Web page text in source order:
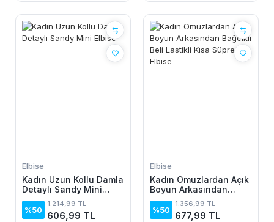
Elbise
Kadın Uzun Kollu Damla
Detaylı Sandy Mini
Elbise
%50
1.214,99 TL
606,99 TL
Elbise
Kadın Omuzlardan Açık
Boyun Arkasından
Bağcıklı Beli Lastikli
Kısa Süprem Elbise
%50
1.356,99 TL
677,99 TL